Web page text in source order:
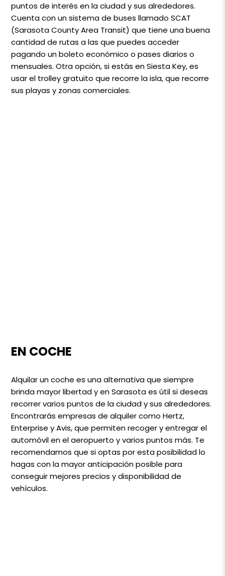
puntos de interés en la ciudad y sus alrededores.
Cuenta con un sistema de buses llamado SCAT
(Sarasota County Area Transit) que tiene una buena
cantidad de rutas a las que puedes acceder
pagando un boleto económico o pases diarios o
mensuales. Otra opción, si estás en Siesta Key, es
usar el trolley gratuito que recorre la isla, que recorre
sus playas y zonas comerciales.
EN COCHE
Alquilar un coche es una alternativa que siempre
brinda mayor libertad y en Sarasota es útil si deseas
recorrer varios puntos de la ciudad y sus alrededores.
Encontrarás empresas de alquiler como Hertz,
Enterprise y Avis, que permiten recoger y entregar el
automóvil en el aeropuerto y varios puntos más. Te
recomendamos que si optas por esta posibilidad lo
hagas con la mayor anticipación posible para
conseguir mejores precios y disponibilidad de
vehículos.